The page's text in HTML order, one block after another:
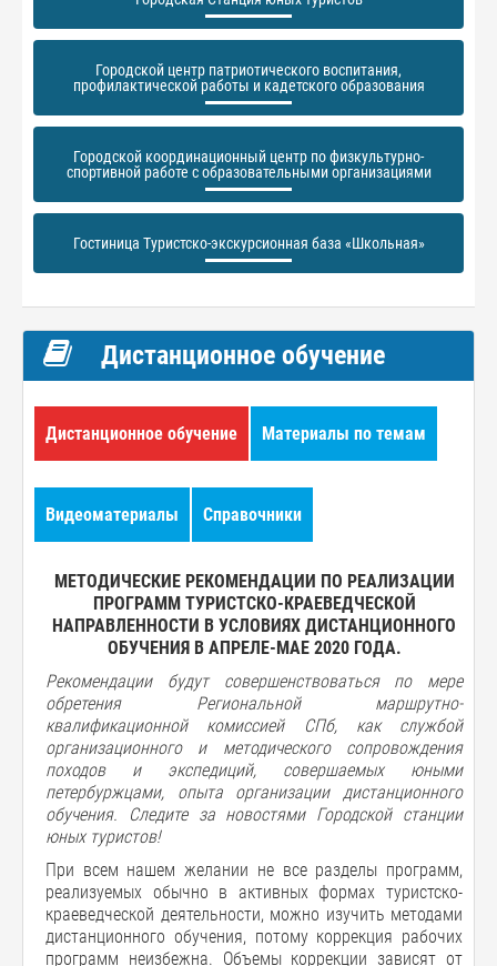
Городской центр патриотического воспитания,
профилактической работы и кадетского образования
Городской координационный центр по физкультурно-
спортивной работе с образовательными организациями
Гостиница Туристско-экскурсионная база «Школьная»
Дистанционное обучение
Дистанционное обучение Материалы по темам
Видеоматериалы Справочники
МЕТОДИЧЕСКИЕ РЕКОМЕНДАЦИИ ПО РЕАЛИЗАЦИИ
ПРОГРАММ ТУРИСТСКО-КРАЕВЕДЧЕСКОЙ
НАПРАВЛЕННОСТИ В УСЛОВИЯХ ДИСТАНЦИОННОГО
ОБУЧЕНИЯ В АПРЕЛЕ-МАЕ 2020 ГОДА.
Рекомендации будут совершенствоваться по мере
обретения Региональной маршрутно-
квалификационной комиссией СПб, как службой
организационного и методического сопровождения
походов и экспедиций, совершаемых юными
петербуржцами, опыта организации дистанционного
обучения. Следите за новостями Городской станции
юных туристов!
При всем нашем желании не все разделы программ,
реализуемых обычно в активных формах туристско-
краеведческой деятельности, можно изучить методами
дистанционного обучения, потому коррекция рабочих
программ неизбежна. Объемы коррекции зависят от